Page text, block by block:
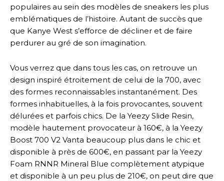
populaires au sein des modèles de sneakers les plus
emblématiques de l’histoire. Autant de succès que
que Kanye West s’efforce de décliner et de faire
perdurer au gré de son imagination.
Vous verrez que dans tous les cas, on retrouve un
design inspiré étroitement de celui de la 700, avec
des formes reconnaissables instantanément. Des
formes inhabituelles, à la fois provocantes, souvent
délurées et parfois chics. De la Yeezy Slide Resin,
modèle hautement provocateur à 160€, à la Yeezy
Boost 700 V2 Vanta beaucoup plus dans le chic et
disponible à près de 600€, en passant par la Yeezy
Foam RNNR Mineral Blue complètement atypique
et disponible à un peu plus de 210€, on peut dire que